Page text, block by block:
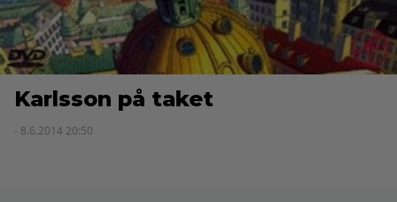
Karlsson på taket
- 8.6.2014 20:50